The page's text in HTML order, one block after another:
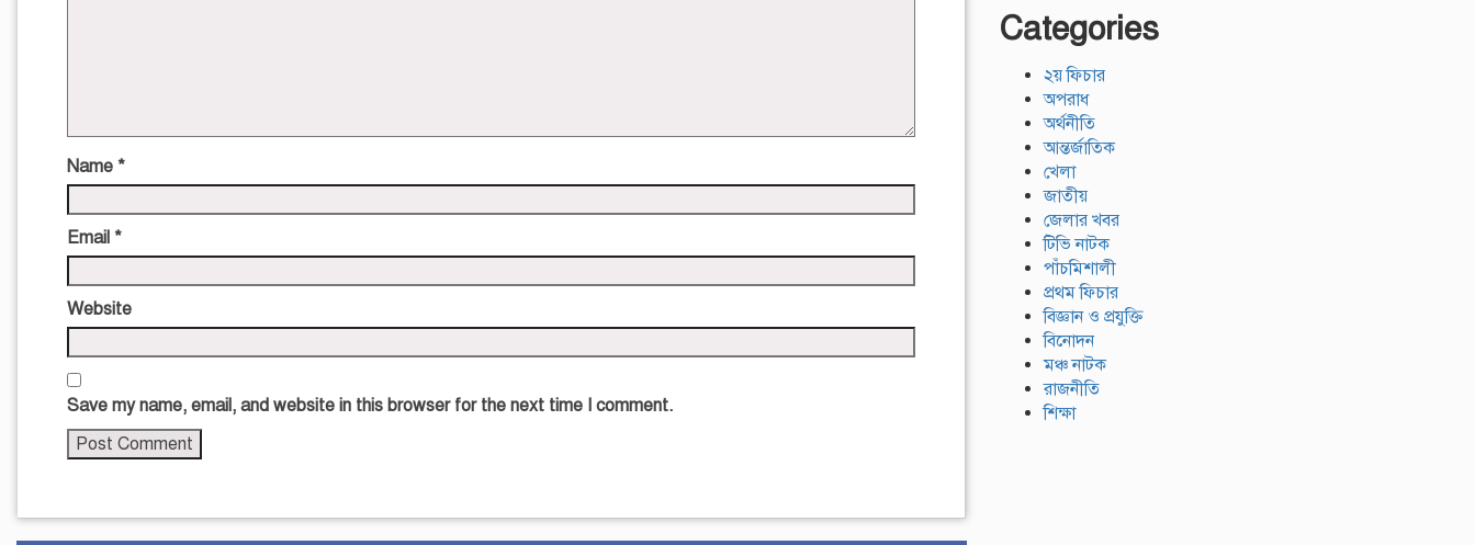
Name *
Email *
Website
Save my name, email, and website in this browser for the next time I comment.
Categories
২য় ফিচার
অপরাধ
অর্থনীতি
আন্তর্জাতিক
খেলা
জাতীয়
জেলার খবর
টিভি নাটক
পাঁচমিশালী
প্রথম ফিচার
বিজ্ঞান ও প্রযুক্তি
বিনোদন
মঞ্চ নাটক
রাজনীতি
শিক্ষা